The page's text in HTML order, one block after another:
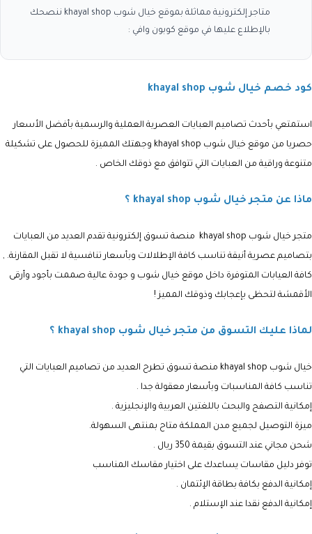
متاجر إلكترونية مماثلة بموقع خيال شوب khayal shop ننصحك
بالإطلاع عليها في موقع كوبون وافي :
كود خصم خيال شوب khayal shop
استمتعي بأحدث تصاميم العبايات العصرية العملية والرسمية بأفضل الأسعار
حصريا من موقع خيال شوب khayal shop وجهتك المميزة للحصول على تشكيلة
متنوعة وراقية من العبايات التي تتوافق مع ذوقك الخاص .
ماذا عن متجر خيال شوب khayal shop ؟
متجر خيال شوب khayal shop
منصة تسوق إلكترونية تقدم العديد من العبايات
بتصاميم عصرية أنيقة تناسب كافة الإطلالات وبأسعار تنافسية لا تقبل المقارنة. ,
كافة العيابات المتوفرة داخل موقع خيال شوب و جودة عالية صممت بأجود وأرقى
الأقمشة لتحظى بإعجابك وذوقك المميز !
لماذا عليك التسوق من متجر خيال شوب khayal shop ؟
خيال شوب khayal shop
منصة تسوق تطرح العديد من تصاميم العبايات التي
تناسب كافة المناسبات وبأسعار معقولة جدا .
إمكانية التصفح والبحث باللغتين العربية والإنجليزية .
ميزة التوصيل لجميع مدن المملكة متاح بمنتهى السهولة.
شحن مجاني عند التسوق بقيمة 350 ريال .
توفر دليل مقاسات يساعدك على اختيار مقاسك المناسب
إمكانية الدفع بكافة بطاقة الإئتمان .
إمكانية الدفع نقدا عند الإستلام .